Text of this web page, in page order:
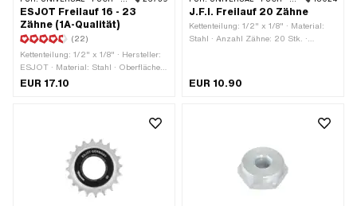
ESJOT Freilauf 16 - 23
Zähne (1A-Qualität)
(22)
Kettenteilung: 1/2" x 1/8" · Hersteller:
ESJOT · Material: Stahl · Oberfläche:
gehärtet · Farbe: silber · Anzahl
EUR 17.10
J.F.I. Freilauf 20 Zähne
Kettenteilung: 1/2" x 1/8" · Material:
Stahl · Anzahl Zähne: 20 Stk. ·
EUR 10.90